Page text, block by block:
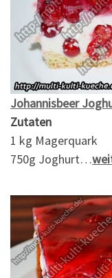
Johannisbeer
Zutaten
1 kg Magerquark
750g Joghurt…